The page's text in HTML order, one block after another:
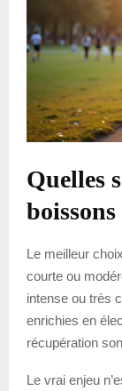
Quelles
Le meilleur
courte ou
intense ou très
enrichies en
récupération
Le vrai enjeu